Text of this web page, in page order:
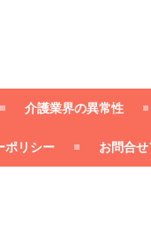
介護業界の異常性
ポリシー お問合